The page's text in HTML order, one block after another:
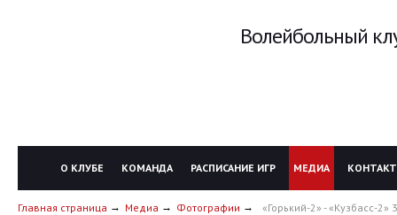
Волейбольный
О КЛУБЕ КОМАНДА РАСПИСАНИЕ ИГР МЕДИА
Главная страница Медиа Фотографии «Горький-2» - «Кузбасс-2»